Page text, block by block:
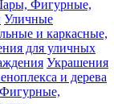
Фигурные,
Уличные
и каркасные,
для уличных
Украшения
и дерева